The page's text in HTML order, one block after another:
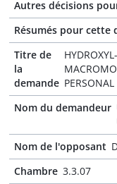
Autres décisions
Résumés pour cette
Titre de
la
demande
Nom du demandeur
Nom de l'opposant
Chambre 3.3.07